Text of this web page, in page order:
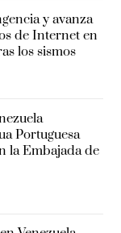
y avanza
de Internet en
los sismos
Portuguesa
la Embajada de